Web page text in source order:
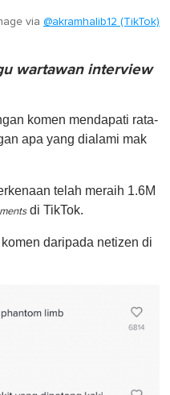
via @akramhalib12 (TikTok)
wartawan interview
komen mendapati rata-
apa yang dialami mak
telah meraih 1.6M
di TikTok.
daripada netizen di